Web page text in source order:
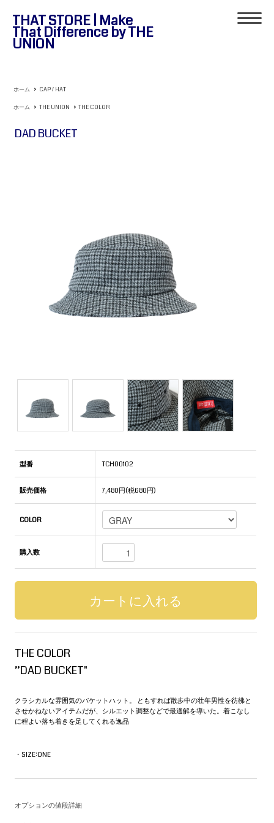
THAT STORE | Make
That Difference by THE
UNION
ホーム > CAP / HAT
ホーム > THE UNION > THE COLOR
DAD BUCKET
型番 TCH00102
販売価格 7,480円(税680円)
COLOR
購入数
THE COLOR
”DAD BUCKET"
クラシカルな雰囲気のバケットハット。 ともすれば散歩中の壮年男性を彷彿と
させかねないアイテムだが、シルエット調整などで最適解を導いた。着こなし
に程よい落ち着きを足してくれる逸品
・SIZE:ONE
オプションの値段詳細